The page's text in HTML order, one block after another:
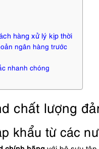
hàng xử lý kịp thời
ngân hàng trước
nhanh chóng
chất lượng
khẩu từ các